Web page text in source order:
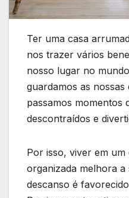
Ter uma casa
nos trazer vários
nosso lugar no
guardamos as nossas
passamos momentos
descontraídos e
Por isso, viver em
organizada melhora a
descanso é